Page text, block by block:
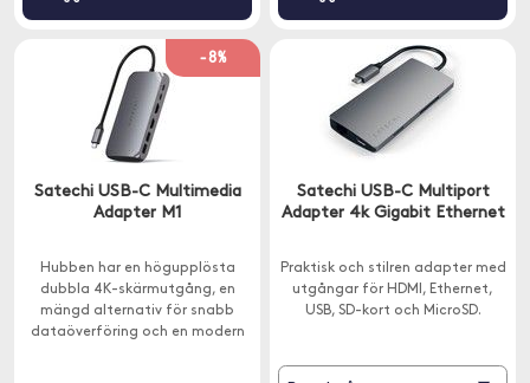
-8%
Satechi USB-C Multimedia
Adapter M1
Hubben har en högupplösta
dubbla 4K-skärmutgång, en
mängd alternativ för snabb
dataöverföring och en modern
Satechi USB-C Multiport
Adapter 4k Gigabit Ethernet
Praktisk och stilren adapter med
utgångar för HDMI, Ethernet,
USB, SD-kort och MicroSD.